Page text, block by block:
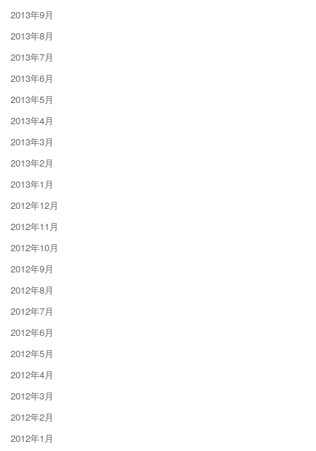
2013年9月
2013年8月
2013年7月
2013年6月
2013年5月
2013年4月
2013年3月
2013年2月
2013年1月
2012年12月
2012年11月
2012年10月
2012年9月
2012年8月
2012年7月
2012年6月
2012年5月
2012年4月
2012年3月
2012年2月
2012年1月